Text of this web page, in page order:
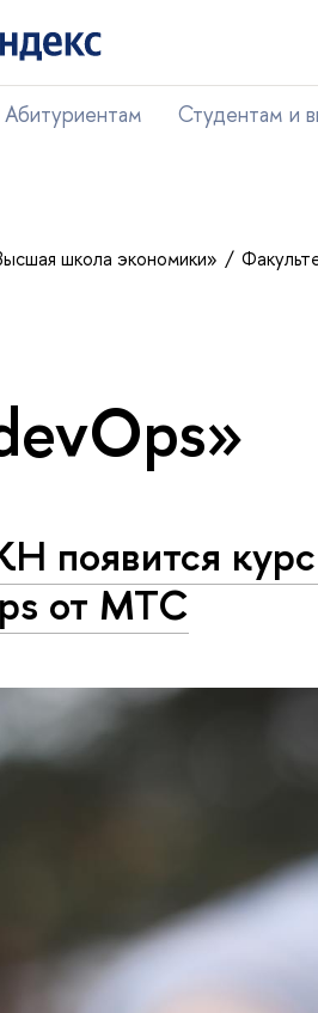
Абитуриентам Студентам и
школа экономики»
появится
от МТС